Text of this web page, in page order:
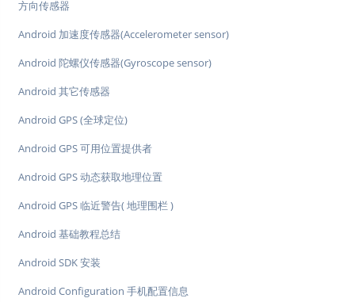
方向传感器
Android 加速度传感器(Accelerometer sensor)
Android 陀螺仪传感器(Gyroscope sensor)
Android 其它传感器
Android GPS (全球定位)
Android GPS 可用位置提供者
Android GPS 动态获取地理位置
Android GPS 临近警告( 地理围栏 )
Android 基础教程总结
Android SDK 安装
Android Configuration 手机配置信息